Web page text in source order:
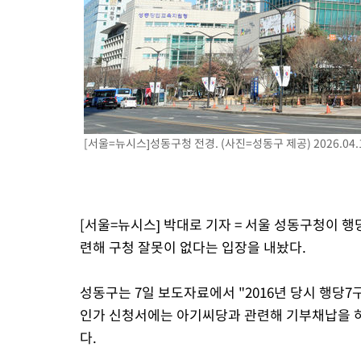
[속보]'300억원대 사기 혐의' 차가원 대표 구속 송치
"미 전국적 살모네라 식중독 원인은 멕시코산 할라피뇨"-- CDC
[속보]경찰·노동부, HL만도 평택사업장 끼임 사망 관련 압수수
[속보]합수본, '투표율 허위 입력' 중앙·서울·경기도 선관위 등
[서울=뉴시스]성동구청 전경. (사진=성동구 제공)
[서울=뉴시스] 박대로 기자 = 서울 성동구청이
련해 구청 잘못이 없다는 입장을 내놨다.
성동구는 7일 보도자료에서 "2016년 당시 행당
인가 신청서에는 아기씨당과 관련해 기부채납
다.